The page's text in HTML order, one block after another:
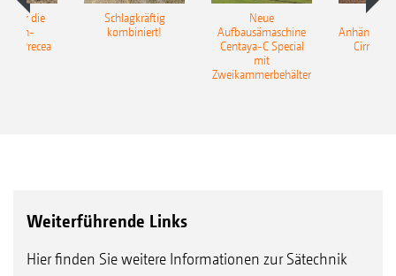
für die
Precea
Schlagkräftig
kombiniert!
Neue
Aufbausämaschine
Centaya-C Special
mit
Zweikammerbehälter
Cirrus
Weiterführende Links
Hier finden Sie weitere Informationen zur Sätechnik